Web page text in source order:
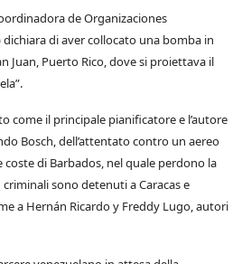
de Organizaciones
di aver collocato una bomba in
Juan, Puerto Rico, dove si proiettava il
come il principale pianificatore e l’autore
Bosch, dell’attentato contro un aereo
di Barbados, nel quale perdono la
sono detenuti a Caracas e
a Hernán Ricardo y Freddy Lugo, autori